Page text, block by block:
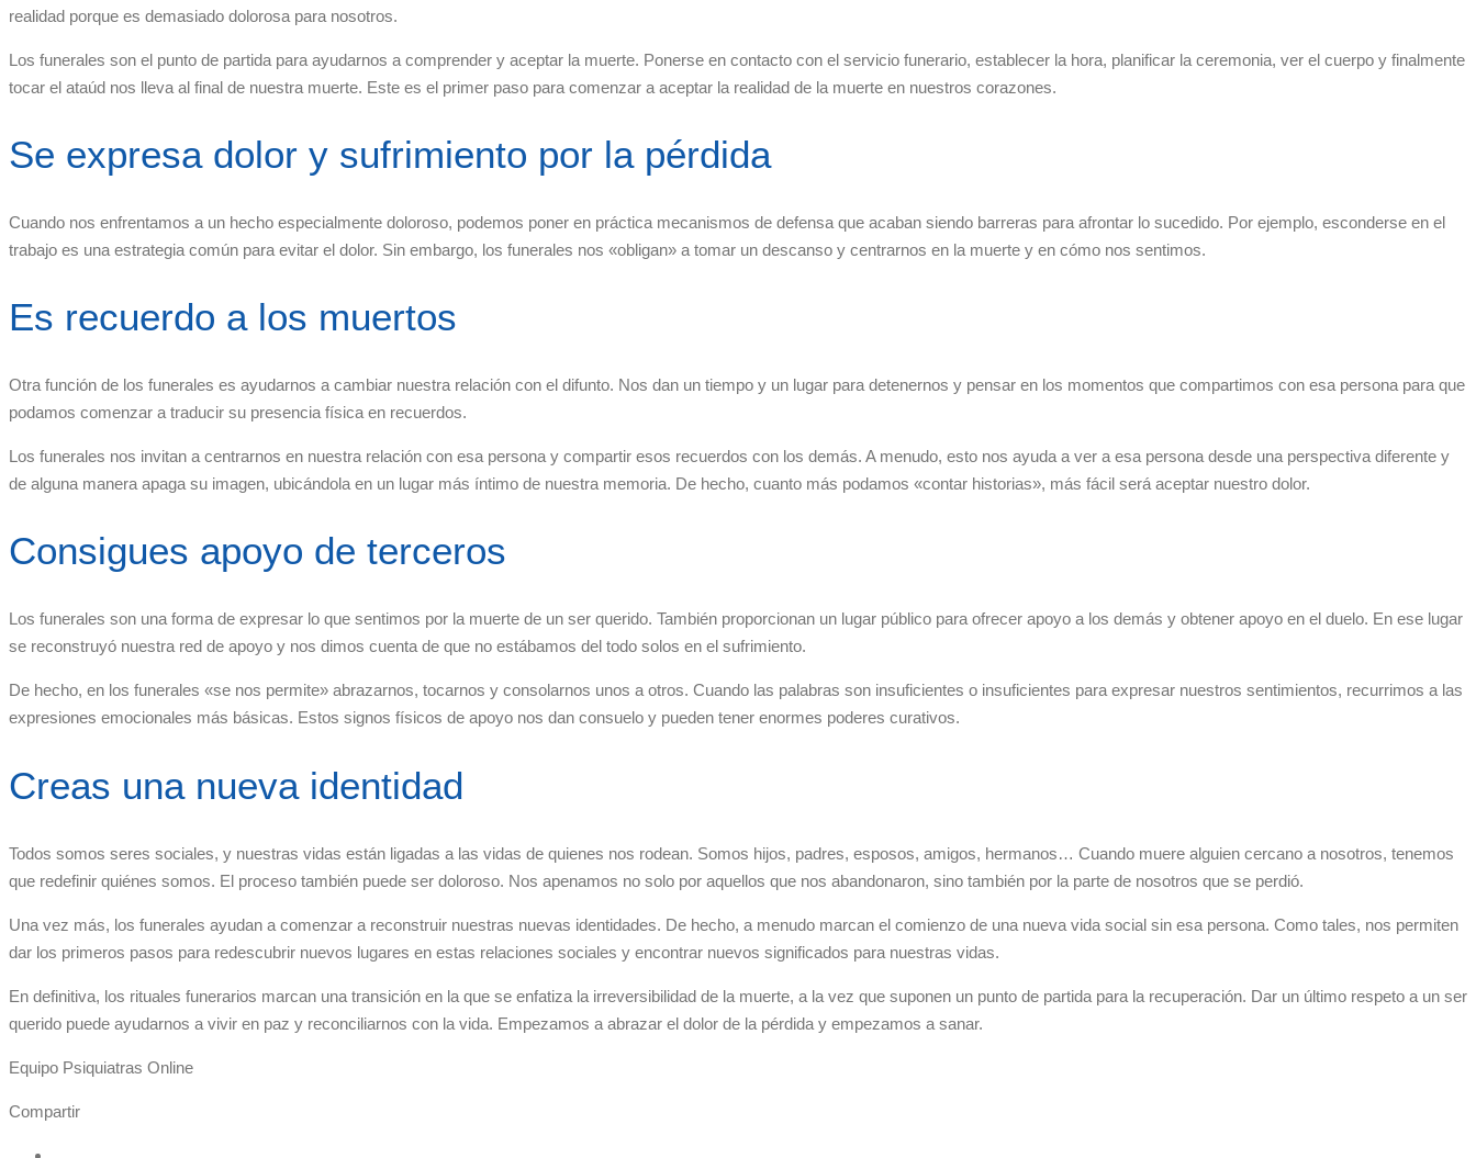
realidad porque es demasiado dolorosa para nosotros.
Los funerales son el punto de partida para ayudarnos a comprender y aceptar la muerte. Ponerse en contacto con el servicio funerario, establecer la hora, planificar la ceremonia, ver el cuerpo y finalmente
tocar el ataúd nos lleva al final de nuestra muerte. Este es el primer paso para comenzar a aceptar la realidad de la muerte en nuestros corazones.
Se expresa dolor y sufrimiento por la pérdida
Cuando nos enfrentamos a un hecho especialmente doloroso, podemos poner en práctica mecanismos de defensa que acaban siendo barreras para afrontar lo sucedido. Por ejemplo, esconderse en el
trabajo es una estrategia común para evitar el dolor. Sin embargo, los funerales nos «obligan» a tomar un descanso y centrarnos en la muerte y en cómo nos sentimos.
Es recuerdo a los muertos
Otra función de los funerales es ayudarnos a cambiar nuestra relación con el difunto. Nos dan un tiempo y un lugar para detenernos y pensar en los momentos que compartimos con esa persona para que
podamos comenzar a traducir su presencia física en recuerdos.
Los funerales nos invitan a centrarnos en nuestra relación con esa persona y compartir esos recuerdos con los demás. A menudo, esto nos ayuda a ver a esa persona desde una perspectiva diferente y
de alguna manera apaga su imagen, ubicándola en un lugar más íntimo de nuestra memoria. De hecho, cuanto más podamos «contar historias», más fácil será aceptar nuestro dolor.
Consigues apoyo de terceros
Los funerales son una forma de expresar lo que sentimos por la muerte de un ser querido. También proporcionan un lugar público para ofrecer apoyo a los demás y obtener apoyo en el duelo. En ese lugar
se reconstruyó nuestra red de apoyo y nos dimos cuenta de que no estábamos del todo solos en el sufrimiento.
De hecho, en los funerales «se nos permite» abrazarnos, tocarnos y consolarnos unos a otros. Cuando las palabras son insuficientes o insuficientes para expresar nuestros sentimientos, recurrimos a las
expresiones emocionales más básicas. Estos signos físicos de apoyo nos dan consuelo y pueden tener enormes poderes curativos.
Creas una nueva identidad
Todos somos seres sociales, y nuestras vidas están ligadas a las vidas de quienes nos rodean. Somos hijos, padres, esposos, amigos, hermanos… Cuando muere alguien cercano a nosotros, tenemos
que redefinir quiénes somos. El proceso también puede ser doloroso. Nos apenamos no solo por aquellos que nos abandonaron, sino también por la parte de nosotros que se perdió.
Una vez más, los funerales ayudan a comenzar a reconstruir nuestras nuevas identidades. De hecho, a menudo marcan el comienzo de una nueva vida social sin esa persona. Como tales, nos permiten
dar los primeros pasos para redescubrir nuevos lugares en estas relaciones sociales y encontrar nuevos significados para nuestras vidas.
En definitiva, los rituales funerarios marcan una transición en la que se enfatiza la irreversibilidad de la muerte, a la vez que suponen un punto de partida para la recuperación. Dar un último respeto a un ser
querido puede ayudarnos a vivir en paz y reconciliarnos con la vida. Empezamos a abrazar el dolor de la pérdida y empezamos a sanar.
Equipo Psiquiatras Online
Compartir